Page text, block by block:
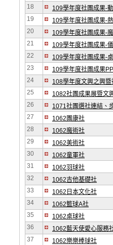
18
109學年度社團成果-
19
109學年度社團成果-
20
109學年度社團成果-
21
109學年度社團成果-
22
109學年度社團成果-
23
109學年度社團成果
24
108學年度文興之興
25
1082社團成果展暨文
26
1071社團選社連結、
27
1062團康社
28
1062魔術社
29
1062美術社
30
1062童軍社
31
1062羽球社
32
1062吉他基礎社
33
1062日本文化社
34
1062籃球A社
35
1062桌球社
36
1062藍天使愛心服務
37
1062樂樂棒球社